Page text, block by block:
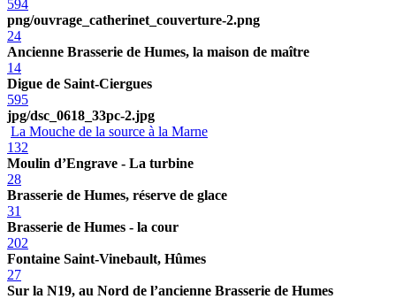
594
png/ouvrage_catherinet_couverture-2.png
24
Ancienne Brasserie de Humes, la maison de maître
14
Digue de Saint-Ciergues
595
jpg/dsc_0618_33pc-2.jpg
La Mouche de la source à la Marne
132
Moulin d’Engrave - La turbine
28
Brasserie de Humes, réserve de glace
31
Brasserie de Humes - la cour
202
Fontaine Saint-Vinebault, Hûmes
27
Sur la N19, au Nord de l’ancienne Brasserie de Humes